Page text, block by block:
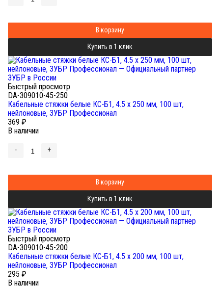
В корзину
Купить в 1 клик
Быстрый просмотр
DA-309010-45-250
Кабельные стяжки белые КС-Б1, 4.5 x 250 мм, 100 шт,
нейлоновые, ЗУБР Профессионал
369 ₽
В наличии
- +
В корзину
Купить в 1 клик
Быстрый просмотр
DA-309010-45-200
Кабельные стяжки белые КС-Б1, 4.5 x 200 мм, 100 шт,
нейлоновые, ЗУБР Профессионал
295 ₽
В наличии